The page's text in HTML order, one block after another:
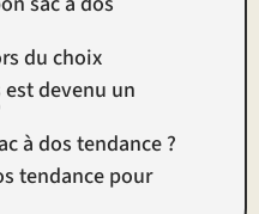
du choix
devenu un
à dos tendance ?
tendance pour